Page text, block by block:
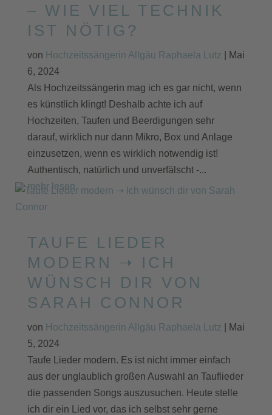
– WIE VIEL TECHNIK
IST NÖTIG?
von Hochzeitssängerin Allgäu Raphaela Lutz
Mai
6, 2024
Als Hochzeitssängerin mag ich es gar nicht, wenn
es künstlich klingt! Deshalb achte ich auf
Hochzeiten, Taufen und Beerdigungen sehr
darauf, wirklich nur dann Mikro, Box und Anlage
einzusetzen, wenn es wirklich notwendig ist!
Authentisch, natürlich und unverfälscht -...
mehr lesen
TAUFE LIEDER
MODERN ➝ ICH
WÜNSCH DIR VON
SARAH CONNOR
von Hochzeitssängerin Allgäu Raphaela Lutz
Mai
5, 2024
Taufe Lieder modern. Es ist nicht immer einfach
aus der unglaublich großen Auswahl an Tauflieder
die passenden Songs auszusuchen. Heute stelle
ich dir ein Lied vor, das ich selbst sehr gerne